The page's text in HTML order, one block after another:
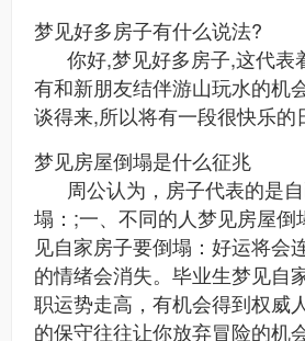
梦见好多房子有什么说法?
你好,梦见好多房子,这代表
有和新朋友结伴游山玩水的机
谈得来,所以将有一段很快乐的
梦见房屋倒塌是什么征兆
周公认为，房子代表的是
塌：;一、不同的人梦见房屋倒
见自家房子要倒塌：好运将会
的情绪会消失。毕业生梦见自
职运势走高，有机会得到权威
的保守往往让你放弃冒险的机